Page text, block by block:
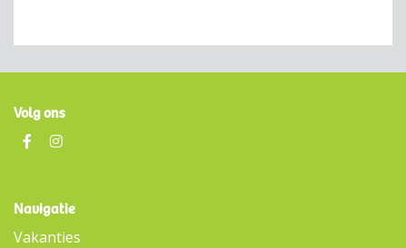
Volg ons
Navigatie
Vakanties